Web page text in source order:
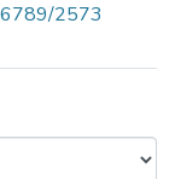
2573